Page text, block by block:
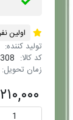
اولین
تولید کننده:
کد کالا:
زمان تحویل:
۲۱۰,۰۰۰ تومان